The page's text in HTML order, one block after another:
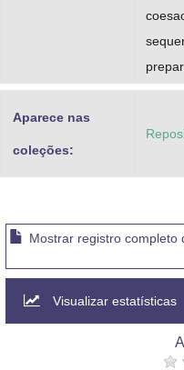
Aparece nas
coleções:
Mostrar registro completo
Visualizar estatísticas